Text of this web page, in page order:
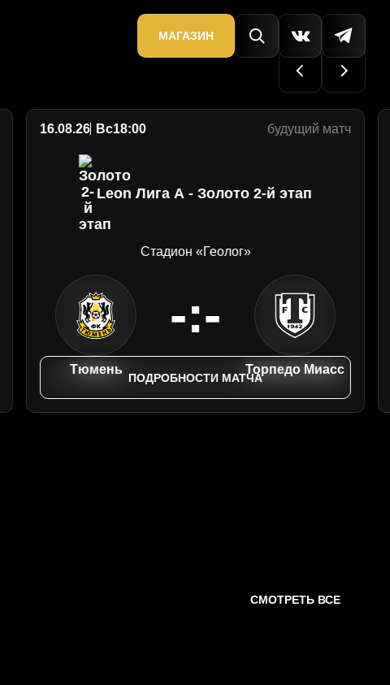
МАГАЗИН
16.08.26 Вс18:00 будущий матч
Leon Лига А - Золото 2-й этап
Стадион «Геолог»
Тюмень
-:-
Торпедо Миасс
ПОДРОБНОСТИ МАТЧА
СМОТРЕТЬ ВСЕ